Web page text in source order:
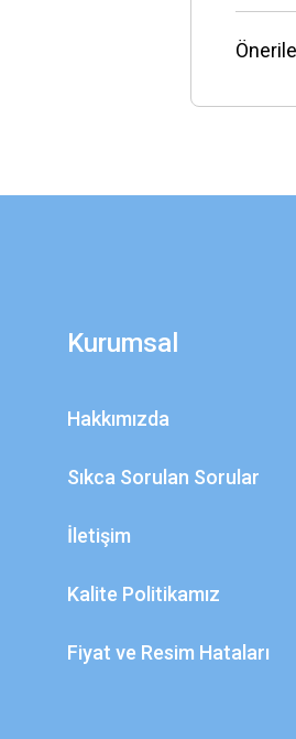
Kurumsal
Hakkımızda
Sıkca Sorulan Sorular
İletişim
Kalite Politikamız
Fiyat ve Resim Hataları